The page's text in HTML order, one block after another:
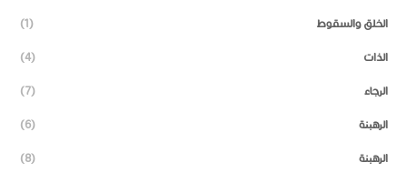
الخلق والسقوط (1)
الذات (4)
الرجاء (7)
الرهبنة (6)
الرهبنة (8)